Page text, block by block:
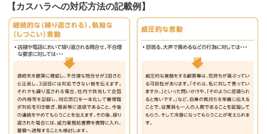
【カスハラへの対応方法の記載例】